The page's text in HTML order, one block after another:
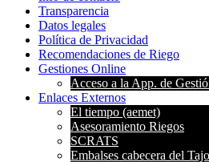
Transparencia
Datos legales
Política de Privacidad
Recomendaciones de Riego
Gestiones Online
Acceso a la App. de
Enlaces Externos
El tiempo (aemet)
Asesoramiento Riegos
SCRATS
Embalses cabecera del Tajo